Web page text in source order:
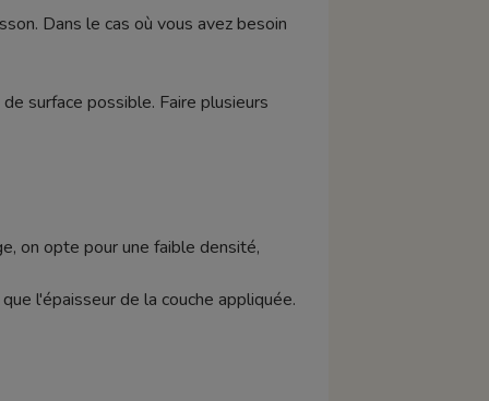
Dans le cas où vous avez besoin
surface possible. Faire plusieurs
on opte pour une faible densité,
l'épaisseur de la couche appliquée.